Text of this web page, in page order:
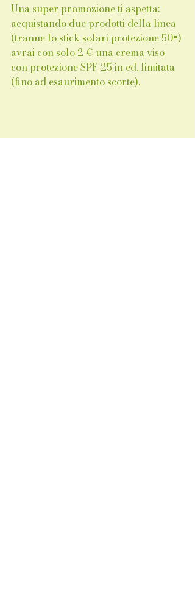
Una super promozione ti aspetta:
acquistando due prodotti della linea
(tranne lo stick solari protezione 50+)
avrai con solo 2 € una crema viso
con protezione SPF 25 in ed. limitata
(fino ad esaurimento scorte).